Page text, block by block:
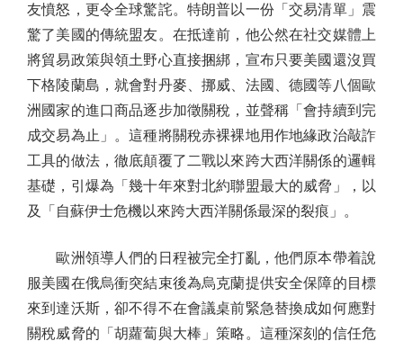
友憤怒，更令全球驚詫。特朗普以一份「交易清單」震
驚了美國的傳統盟友。在抵達前，他公然在社交媒體上
將貿易政策與領土野心直接捆綁，宣布只要美國還沒買
下格陵蘭島，就會對丹麥、挪威、法國、德國等八個歐
洲國家的進口商品逐步加徵關稅，並聲稱「會持續到完
成交易為止」。這種將關稅赤裸裸地用作地緣政治敲詐
工具的做法，徹底顛覆了二戰以來跨大西洋關係的邏輯
基礎，引爆為「幾十年來對北約聯盟最大的威脅」，以
及「自蘇伊士危機以來跨大西洋關係最深的裂痕」。
歐洲領導人們的日程被完全打亂，他們原本帶着說
服美國在俄烏衝突結束後為烏克蘭提供安全保障的目標
來到達沃斯，卻不得不在會議桌前緊急替換成如何應對
關稅威脅的「胡蘿蔔與大棒」策略。這種深刻的信任危